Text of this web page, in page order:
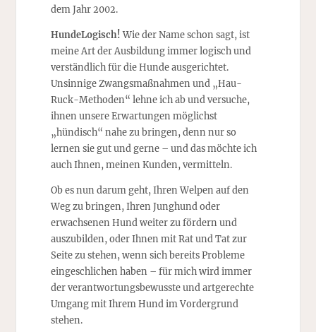
dem Jahr 2002.
HundeLogisch!Wie der Name schon sagt, ist
meine Art der Ausbildung immer logisch und
verständlich für die Hunde ausgerichtet.
Unsinnige Zwangsmaßnahmen und „Hau-
Ruck-Methoden“ lehne ich ab und versuche,
ihnen unsere Erwartungen möglichst
„hündisch“ nahe zu bringen, denn nur so
lernen sie gut und gerne – und das möchte ich
auch Ihnen, meinen Kunden, vermitteln.
Ob es nun darum geht, Ihren Welpen auf den
Weg zu bringen, Ihren Junghund oder
erwachsenen Hund weiter zu fördern und
auszubilden, oder Ihnen mit Rat und Tat zur
Seite zu stehen, wenn sich bereits Probleme
eingeschlichen haben – für mich wird immer
der verantwortungsbewusste und artgerechte
Umgang mit Ihrem Hund im Vordergrund
stehen.